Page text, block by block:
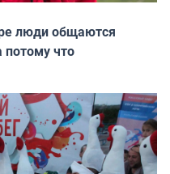
люди общаются
потому что